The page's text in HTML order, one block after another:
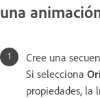
una
Cree una
Si selecciona
propiedades, la